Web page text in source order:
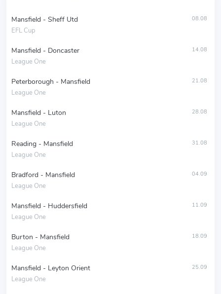
Mansfield - Sheff Utd
EFL Cup
08.08
Mansfield - Doncaster
League One
14.08
Peterborough - Mansfield
League One
21.08
Mansfield - Luton
League One
28.08
Reading - Mansfield
League One
31.08
Bradford - Mansfield
League One
04.09
Mansfield - Huddersfield
League One
11.09
Burton - Mansfield
League One
18.09
Mansfield - Leyton Orient
League One
25.09